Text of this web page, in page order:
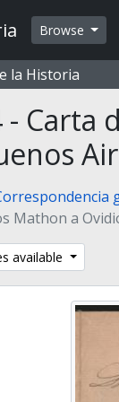
Browse
la Historia
Carta
Mathon a
available